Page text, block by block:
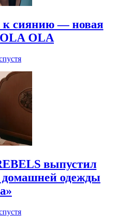
к сиянию — новая
OLA
выпустил
одежды